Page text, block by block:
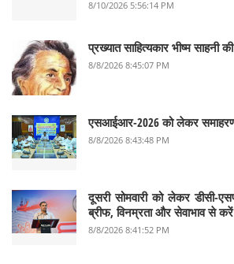
8/10/2026 5:56:14 PM
प्रख्यात साहित्यकार भीष्म साहनी
8/8/2026 8:45:07 PM
एसआईआर-2026 को लेकर
8/8/2026 8:43:48 PM
दूसरी सोमवारी को लेकर डीसी-
ब्रीफ, विनम्रता और सेवाभाव से
8/8/2026 8:41:52 PM